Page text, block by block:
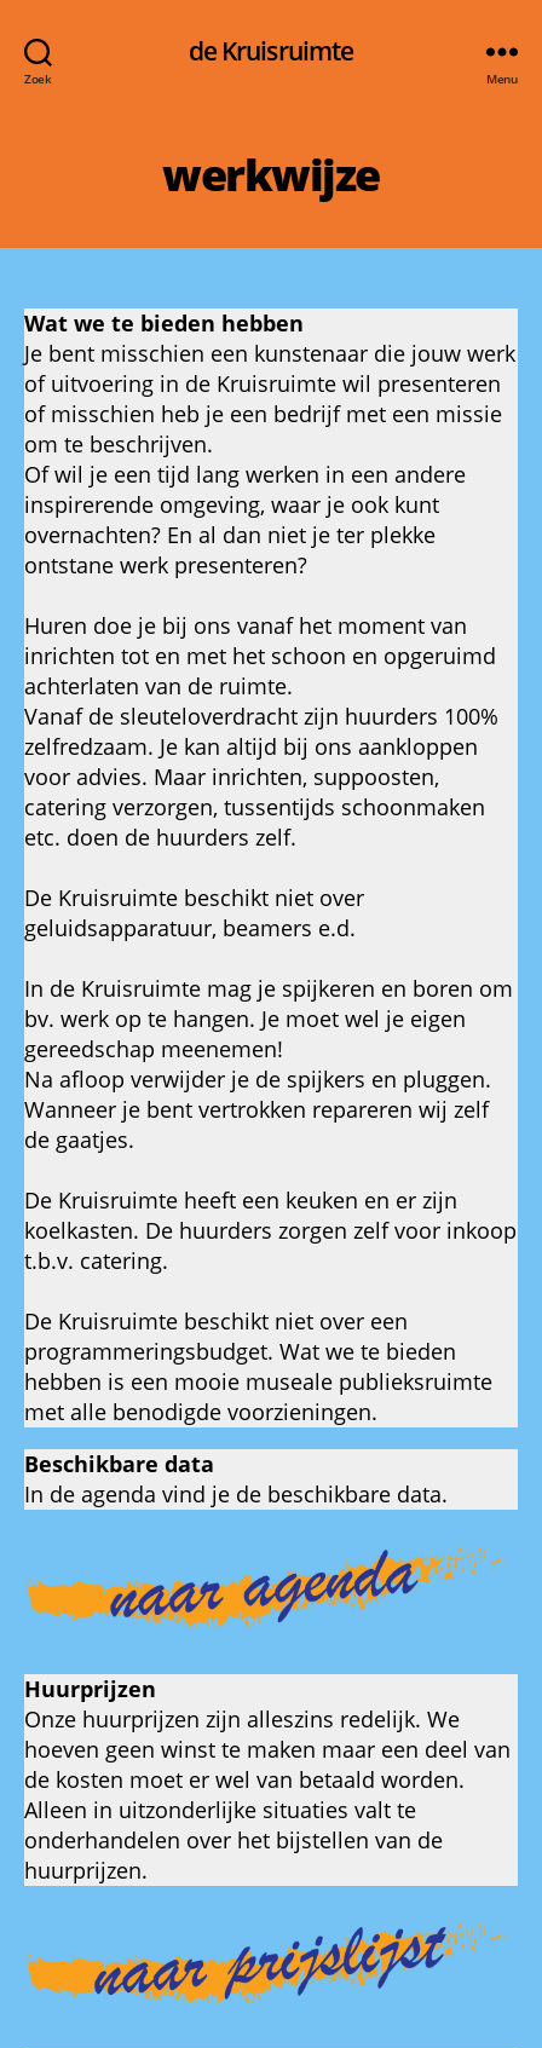
Zoek
de Kruisruimte
Menu
werkwijze
Wat we te bieden hebben
Je bent misschien een kunstenaar die jouw werk
of uitvoering in de Kruisruimte wil presenteren
of misschien heb je een bedrijf met een missie
om te beschrijven.
Of wil je een tijd lang werken in een andere
inspirerende omgeving, waar je ook kunt
overnachten? En al dan niet je ter plekke
ontstane werk presenteren?
Huren doe je bij ons vanaf het moment van
inrichten tot en met het schoon en opgeruimd
achterlaten van de ruimte.
Vanaf de sleuteloverdracht zijn huurders 100%
zelfredzaam. Je kan altijd bij ons aankloppen
voor advies. Maar inrichten, suppoosten,
catering verzorgen, tussentijds schoonmaken
etc. doen de huurders zelf.
De Kruisruimte beschikt niet over
geluidsapparatuur, beamers e.d.
In de Kruisruimte mag je spijkeren en boren om
bv. werk op te hangen. Je moet wel je eigen
gereedschap meenemen!
Na afloop verwijder je de spijkers en pluggen.
Wanneer je bent vertrokken repareren wij zelf
de gaatjes.
De Kruisruimte heeft een keuken en er zijn
koelkasten. De huurders zorgen zelf voor inkoop
t.b.v. catering.
De Kruisruimte beschikt niet over een
programmeringsbudget. Wat we te bieden
hebben is een mooie museale publieksruimte
met alle benodigde voorzieningen.
Beschikbare data
In de agenda vind je de beschikbare data.
Huurprijzen
Onze huurprijzen zijn alleszins redelijk. We
hoeven geen winst te maken maar een deel van
de kosten moet er wel van betaald worden.
Alleen in uitzonderlijke situaties valt te
onderhandelen over het bijstellen van de
huurprijzen.